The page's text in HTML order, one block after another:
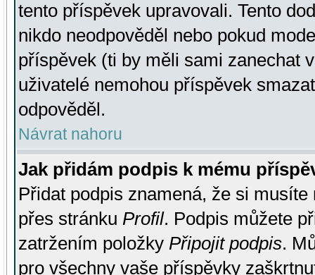
tento příspěvek upravovali. Tento
nikdo neodpověděl nebo pokud
příspěvek (ti by měli sami zanechat
uživatelé nemohou příspěvek
odpověděl.
Návrat nahoru
Jak přidám podpis k mému
Přidat podpis znamená, že si
přes stránku Profil. Podpis můžete
zatržením položky Připojit podpis.
pro všechny vaše příspěvky